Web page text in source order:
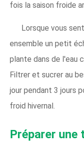
fois la saison froide
Lorsque vous
ensemble un petit
plante dans de l'eau
Filtrer et sucrer au
jour pendant 3 jours
froid hivernal.
Préparer une